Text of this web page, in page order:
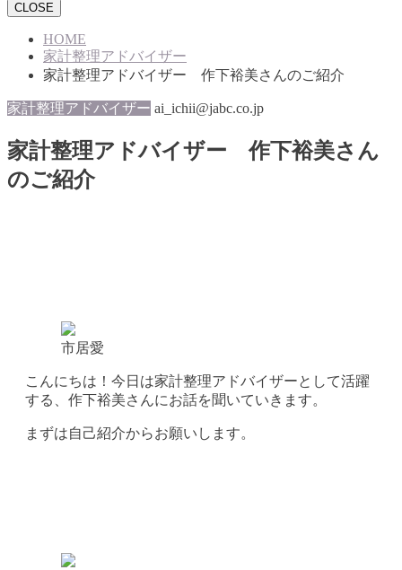
CLOSE
HOME
家計整理アドバイザー
家計整理アドバイザー 作下裕美さんのご紹介
家計整理アドバイザー ai_ichii@jabc.co.jp
家計整理アドバイザー 作下裕美さん
のご紹介
市居愛
こんにちは！今日は家計整理アドバイザーとして活躍
する、作下裕美さんにお話を聞いていきます。
まずは自己紹介からお願いします。